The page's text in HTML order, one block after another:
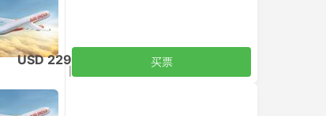
USD 229 买票